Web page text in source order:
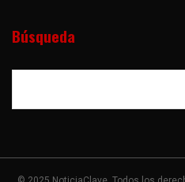
Búsqueda